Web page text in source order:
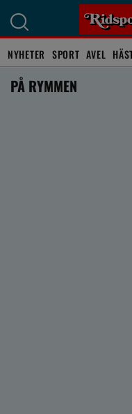
NYHETER SPORT AVEL
PÅ RYMMEN